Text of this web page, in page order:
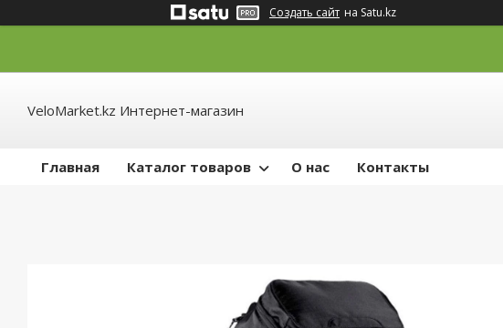
Создать сайт на Satu.kz
VeloMarket.kz Интернет-магазин
Главная Каталог товаров О нас Контакты